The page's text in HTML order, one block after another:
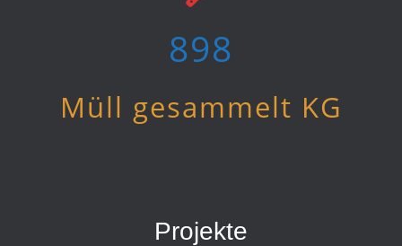
955
Müll gesammelt KG
Projekte